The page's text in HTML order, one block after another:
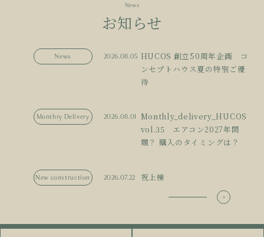
News
お知らせ
News 2026.08.05 HUCOS 創立50周年企画 コ
ンセプトハウス夏の特別ご優
待
Monthry Delivery 2026.08.01
Monthly_delivery_HUCOS
vol.35 エアコン2027年問
題？ 購入のタイミングは？
New construction 2026.07.22 祝上棟